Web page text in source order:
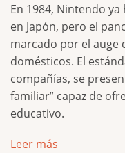
En 1984, Nintendo
en Japón, pero el
marcado por el auge
domésticos. El
compañías, se
familiar” capaz de
educativo.
Leer más